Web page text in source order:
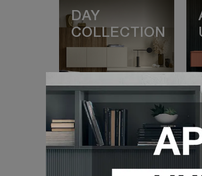
VEDI DI PIÙ
DAY
COLLECTION
CONTENITORE
SOSPESO